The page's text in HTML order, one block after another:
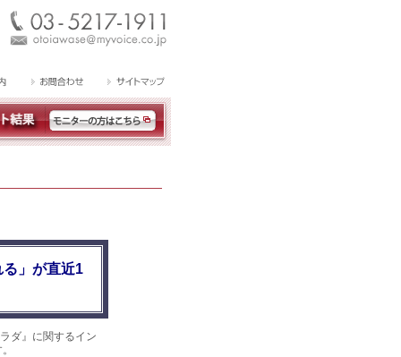
」が直近1
ダ』に関するイン